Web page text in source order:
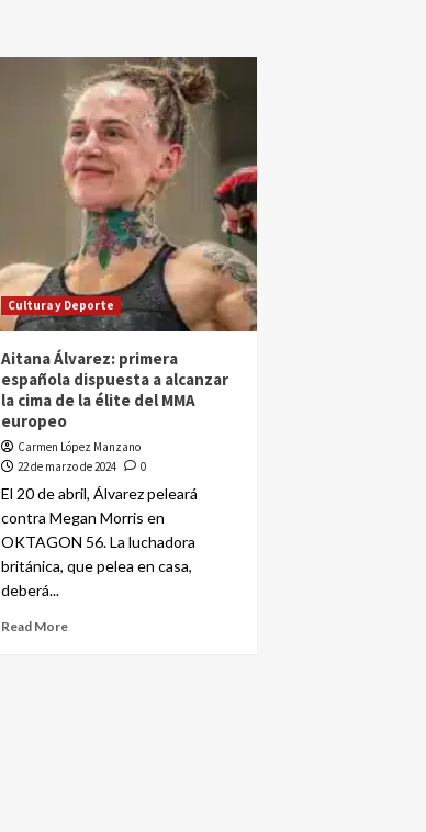
Cultura y Deporte
Aitana Álvarez: primera
española dispuesta a alcanzar
la cima de la élite del MMA
europeo
Carmen López Manzano
22 de marzo de 2024
0
El 20 de abril, Álvarez peleará
contra Megan Morris en
OKTAGON 56. La luchadora
británica, que pelea en casa,
deberá...
Read More